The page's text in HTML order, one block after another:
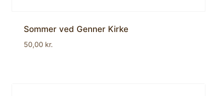
Sommer ved Genner Kirke
50,00 kr.